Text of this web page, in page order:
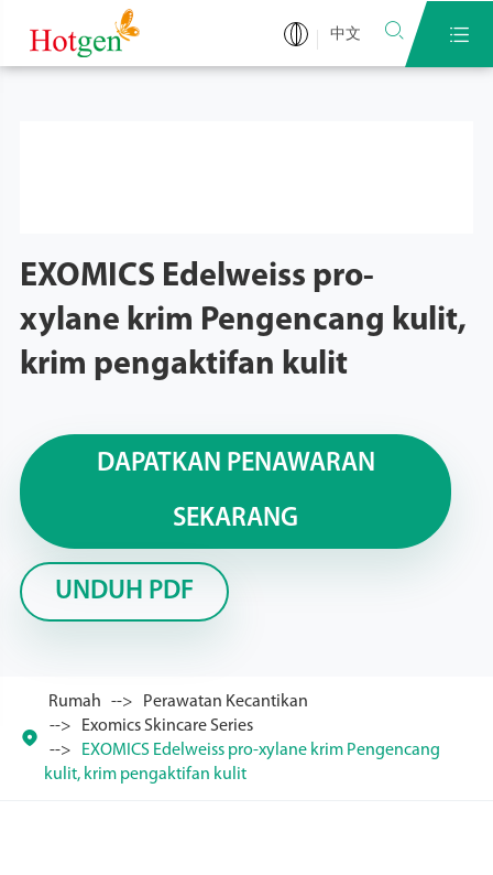
中文  
EXOMICS Edelweiss pro-
xylane krim Pengencang kulit,
krim pengaktifan kulit
DAPATKAN PENAWARAN
SEKARANG
UNDUH PDF

Rumah
Perawatan Kecantikan
Exomics Skincare Series
EXOMICS Edelweiss pro-xylane krim Pengencang
kulit, krim pengaktifan kulit